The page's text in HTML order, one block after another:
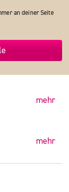
an deiner Seite
mehr
mehr